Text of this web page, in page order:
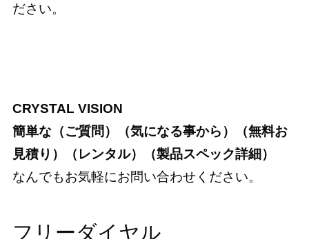
ださい。
CRYSTAL VISION
簡単な（ご質問）（気になる事から）（無料お
見積り）（レンタル）（製品スペック詳細）
なんでもお気軽にお問い合わせください。
フリーダイヤル